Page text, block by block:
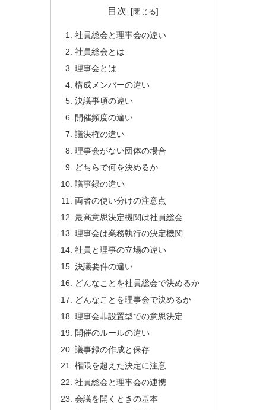
目次
社員総会と理事会の違い
社員総会とは
理事会とは
構成メンバーの違い
決議事項の違い
開催頻度の違い
議決権の違い
理事会がない団体の場合
どちらで何を決めるか
議事録の違い
両者の使い分けの注意点
最高意思決定機関は社員総会
理事会は業務執行の決定機関
社員と理事の立場の違い
決議要件の違い
どんなことを社員総会で決めるか
どんなことを理事会で決めるか
理事会非設置型での意思決定
開催のルールの違い
議事録の作成と保存
権限を超えた決定に注意
社員総会と理事会の連携
会議を開くときの基本